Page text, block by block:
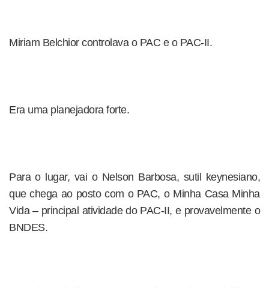
Miriam Belchior controlava o PAC e o PAC-II.
Era uma planejadora forte.
Para o lugar, vai o Nelson Barbosa, sutil keynesiano,
que chega ao posto com o PAC, o Minha Casa Minha
Vida – principal atividade do PAC-II, e provavelmente o
BNDES.